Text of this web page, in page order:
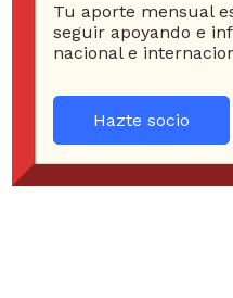
Tu aporte mensual
seguir apoyando e
nacional e
Hazte socio